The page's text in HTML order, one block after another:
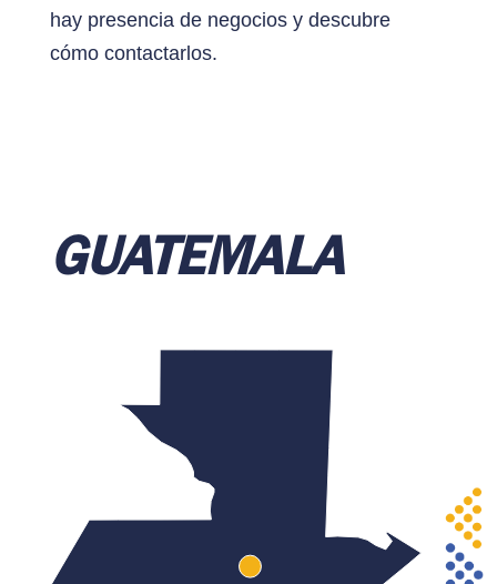
hay presencia de negocios y descubre
cómo contactarlos.
GUATEMALA